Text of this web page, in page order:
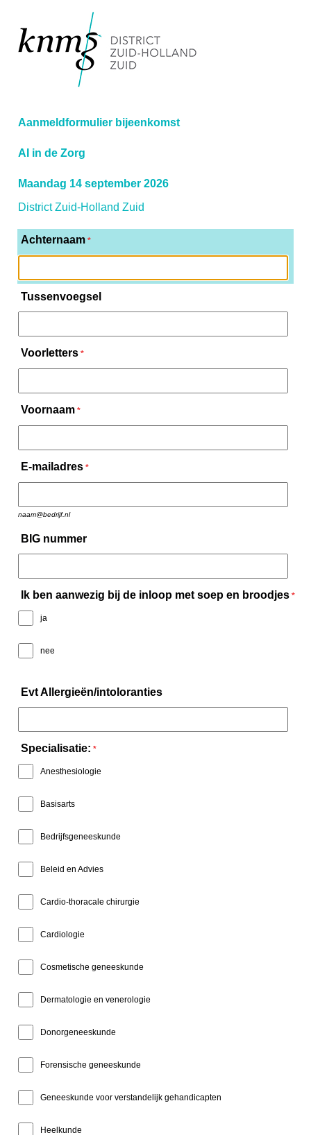
Aanmeldformulier bijeenkomst
AI in de Zorg
Maandag 14 september 2026
District Zuid-Holland Zuid
Achternaam *
Tussenvoegsel
Voorletters *
Voornaam *
E-mailadres *
naam@bedrijf.nl
BIG nummer
Ik ben aanwezig bij de inloop met soep en broodjes *
ja
nee
Evt Allergieën/intoloranties
Specialisatie: *
Anesthesiologie
Basisarts
Bedrijfsgeneeskunde
Beleid en Advies
Cardio-thoracale chirurgie
Cardiologie
Cosmetische geneeskunde
Dermatologie en venerologie
Donorgeneeskunde
Forensische geneeskunde
Geneeskunde voor verstandelijk gehandicapten
Heelkunde